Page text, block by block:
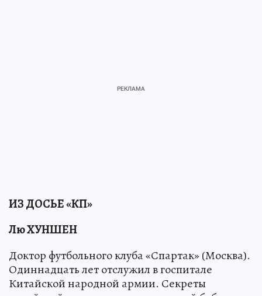
ИЗ ДОСЬЕ «КП»
Лю ХУНШЕН
Доктор футбольного клуба «Спартак» (Москва).
Одиннадцать лет отслужил в госпитале
Китайской народной армии. Секреты